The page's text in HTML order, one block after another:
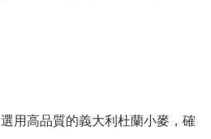
用高品質的義大利杜蘭小麥，確